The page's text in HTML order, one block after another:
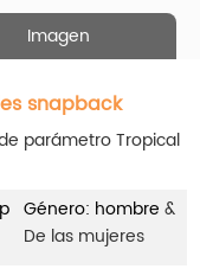
Imagen
snapback
parámetro Tropical
Género: hombre &
De las mujeres